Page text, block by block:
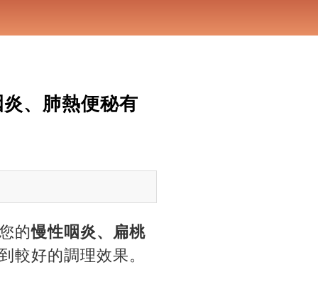
、肺熱便秘有
的慢性咽炎、扁桃
較好的調理效果。